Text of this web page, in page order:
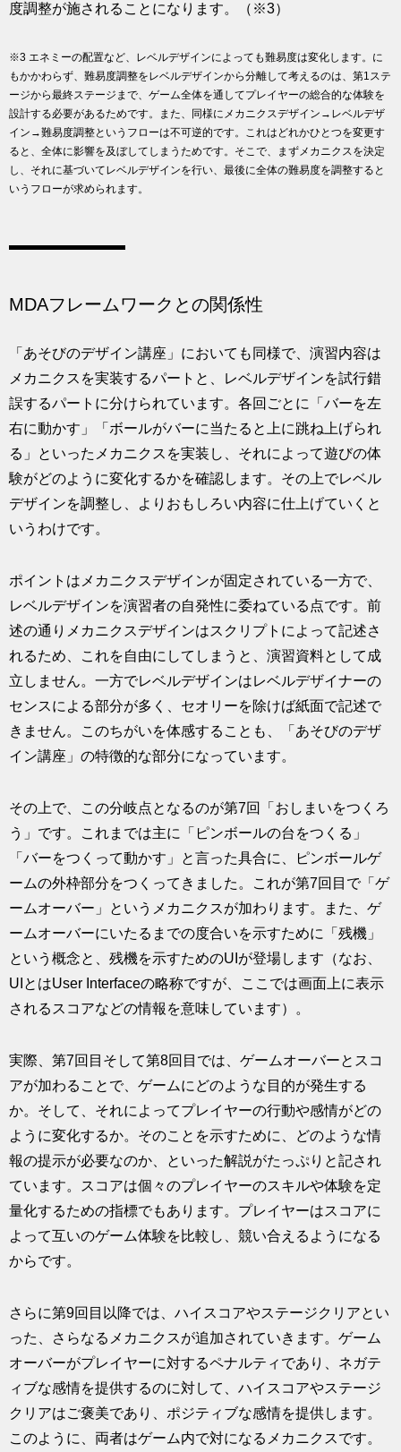
度調整が施されることになります。（※3）
※3 エネミーの配置など、レベルデザインによっても難易度は変化します。に
もかかわらず、難易度調整をレベルデザインから分離して考えるのは、第1ステ
ージから最終ステージまで、ゲーム全体を通してプレイヤーの総合的な体験を
設計する必要があるためです。また、同様にメカニクスデザイン→レベルデザ
イン→難易度調整というフローは不可逆的です。これはどれかひとつを変更す
ると、全体に影響を及ぼしてしまうためです。そこで、まずメカニクスを決定
し、それに基づいてレベルデザインを行い、最後に全体の難易度を調整すると
いうフローが求められます。
MDAフレームワークとの関係性
「あそびのデザイン講座」においても同様で、演習内容は
メカニクスを実装するパートと、レベルデザインを試行錯
誤するパートに分けられています。各回ごとに「バーを左
右に動かす」「ボールがバーに当たると上に跳ね上げられ
る」といったメカニクスを実装し、それによって遊びの体
験がどのように変化するかを確認します。その上でレベル
デザインを調整し、よりおもしろい内容に仕上げていくと
いうわけです。
ポイントはメカニクスデザインが固定されている一方で、
レベルデザインを演習者の自発性に委ねている点です。前
述の通りメカニクスデザインはスクリプトによって記述さ
れるため、これを自由にしてしまうと、演習資料として成
立しません。一方でレベルデザインはレベルデザイナーの
センスによる部分が多く、セオリーを除けば紙面で記述で
きません。このちがいを体感することも、「あそびのデザ
イン講座」の特徴的な部分になっています。
その上で、この分岐点となるのが第7回「おしまいをつくろ
う」です。これまでは主に「ピンボールの台をつくる」
「バーをつくって動かす」と言った具合に、ピンボールゲ
ームの外枠部分をつくってきました。これが第7回目で「ゲ
ームオーバー」というメカニクスが加わります。また、ゲ
ームオーバーにいたるまでの度合いを示すために「残機」
という概念と、残機を示すためのUIが登場します（なお、
UIとはUser Interfaceの略称ですが、ここでは画面上に表示
されるスコアなどの情報を意味しています）。
実際、第7回目そして第8回目では、ゲームオーバーとスコ
アが加わることで、ゲームにどのような目的が発生する
か。そして、それによってプレイヤーの行動や感情がどの
ように変化するか。そのことを示すために、どのような情
報の提示が必要なのか、といった解説がたっぷりと記され
ています。スコアは個々のプレイヤーのスキルや体験を定
量化するための指標でもあります。プレイヤーはスコアに
よって互いのゲーム体験を比較し、競い合えるようになる
からです。
さらに第9回目以降では、ハイスコアやステージクリアとい
った、さらなるメカニクスが追加されていきます。ゲーム
オーバーがプレイヤーに対するペナルティであり、ネガテ
ィブな感情を提供するのに対して、ハイスコアやステージ
クリアはご褒美であり、ポジティブな感情を提供します。
このように、両者はゲーム内で対になるメカニクスです。